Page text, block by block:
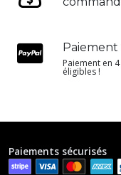
Paiement
Paiement en
éligibles !
Paiements sécurisés